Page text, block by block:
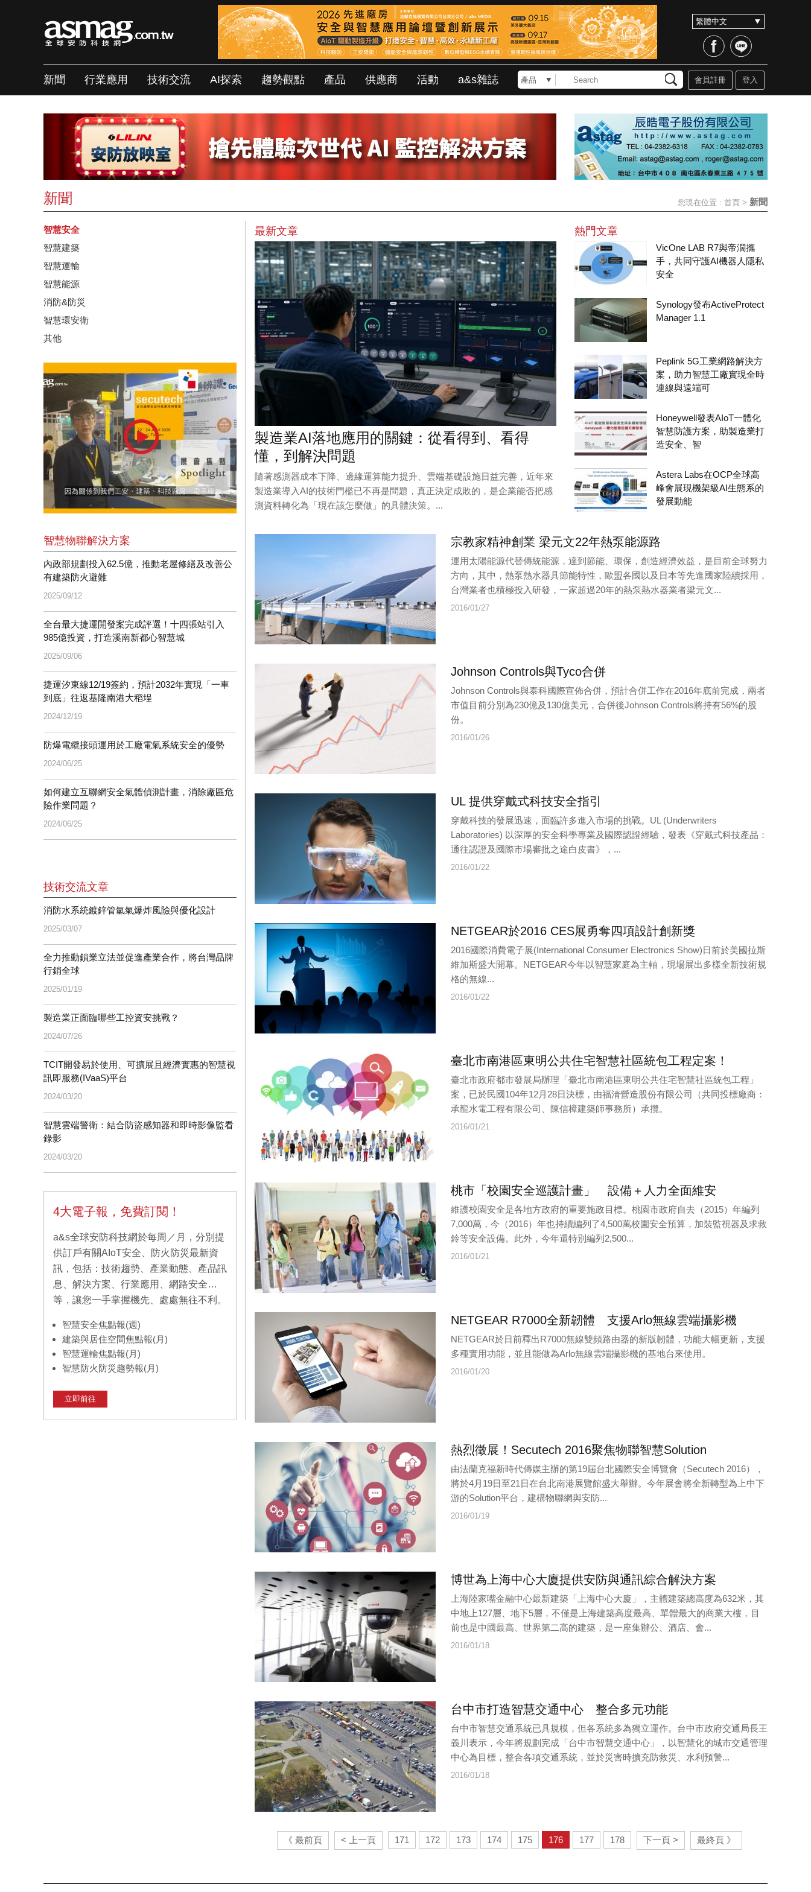
新聞 行業應用 技術交流 AI探索 趨勢觀點 產品 供應商 活動 a&s雜誌 登入
會員註冊
您現在位置 : 首頁 > 新聞
新聞
智慧安全
智慧建築
智慧運輸
智慧能源
消防&防災
智慧環安衛
其他
智慧物聯解決方案
內政部規劃投入62.5億，推動老屋修繕及改善公
有建築防火避難
2025/09/12
全台最大捷運開發案完成評選！十四張站引入
985億投資，打造溪南新都心智慧城
2025/09/06
捷運汐東線12/19簽約，預計2032年實現「一車
到底」往返基隆南港大稻埕
2024/12/19
防爆電纜接頭運用於工廠電氣系統安全的優勢
2024/06/25
如何建立互聯網安全氣體偵測計畫，消除廠區危
險作業問題？
2024/06/25
技術交流文章
消防水系統鍍鋅管氫氣爆炸風險與優化設計
2025/03/07
全力推動鎖業立法並促進產業合作，將台灣品牌
行銷全球
2025/01/19
製造業正面臨哪些工控資安挑戰？
2024/07/26
TCIT開發易於使用、可擴展且經濟實惠的智慧視
訊即服務(IVaaS)平台
2024/03/20
智慧雲端警衛：結合防盜感知器和即時影像監看
錄影
2024/03/20
4大電子報，免費訂閱！
a&s全球安防科技網於每周／月，分別提
供訂戶有關AIoT安全、防火防災最新資
訊，包括：技術趨勢、產業動態、產品訊
息、解決方案、行業應用、網路安全…
等，讓您一手掌握機先、處處無往不利。
智慧安全焦點報(週)
建築與居住空間焦點報(月)
智慧運輸焦點報(月)
智慧防火防災趨勢報(月)
立即前往
最新文章
製造業AI落地應用的關鍵：從看得到、看得
懂，到解決問題
隨著感測器成本下降、邊緣運算能力提升、雲端基礎設施日益完善，近年來
製造業導入AI的技術門檻已不再是問題，真正決定成敗的，是企業能否把感
測資料轉化為「現在該怎麼做」的具體決策。...
熱門文章
VicOne LAB R7與帝濶攜
手，共同守護AI機器人隱私
安全
Synology發布ActiveProtect
Manager 1.1
Peplink 5G工業網路解決方
案，助力智慧工廠實現全時
連線與遠端可
Honeywell發表AIoT一體化
智慧防護方案，助製造業打
造安全、智
Astera Labs在OCP全球高
峰會展現機架級AI生態系的
發展動能
宗教家精神創業 梁元文22年熱泵能源路
運用太陽能源代替傳統能源，達到節能、環保，創造經濟效益，是目前全球努力
方向，其中，熱泵熱水器具節能特性，歐盟各國以及日本等先進國家陸續採用，
台灣業者也積極投入研發，一家超過20年的熱泵熱水器業者梁元文...
2016/01/27
Johnson Controls與Tyco合併
Johnson Controls與泰科國際宣佈合併，預計合併工作在2016年底前完成，兩者
市值目前分別為230億及130億美元，合併後Johnson Controls將持有56%的股
份。
2016/01/26
UL 提供穿戴式科技安全指引
穿戴科技的發展迅速，面臨許多進入市場的挑戰。UL (Underwriters
Laboratories) 以深厚的安全科學專業及國際認證經驗，發表《穿戴式科技產品：
通往認證及國際市場審批之途白皮書》，...
2016/01/22
NETGEAR於2016 CES展勇奪四項設計創新獎
2016國際消費電子展(International Consumer Electronics Show)日前於美國拉斯
維加斯盛大開幕。NETGEAR今年以智慧家庭為主軸，現場展出多樣全新技術規
格的無線...
2016/01/22
臺北市南港區東明公共住宅智慧社區統包工程定案！
臺北市政府都市發展局辦理「臺北市南港區東明公共住宅智慧社區統包工程」
案，已於民國104年12月28日決標，由福清營造股份有限公司（共同投標廠商：
承龍水電工程有限公司、陳信樟建築師事務所）承攬。
2016/01/21
桃市「校園安全巡護計畫」 設備＋人力全面維安
維護校園安全是各地方政府的重要施政目標。桃園市政府自去（2015）年編列
7,000萬，今（2016）年也持續編列了4,500萬校園安全預算，加裝監視器及求救
鈴等安全設備。此外，今年還特別編列2,500...
2016/01/21
NETGEAR R7000全新韌體 支援Arlo無線雲端攝影機
NETGEAR於日前釋出R7000無線雙頻路由器的新版韌體，功能大幅更新，支援
多種實用功能，並且能做為Arlo無線雲端攝影機的基地台來使用。
2016/01/20
熱烈徵展！Secutech 2016聚焦物聯智慧Solution
由法蘭克福新時代傳媒主辦的第19屆台北國際安全博覽會（Secutech 2016），
將於4月19日至21日在台北南港展覽館盛大舉辦。今年展會將全新轉型為上中下
游的Solution平台，建構物聯網與安防...
2016/01/19
博世為上海中心大廈提供安防與通訊綜合解決方案
上海陸家嘴金融中心最新建築「上海中心大廈」，主體建築總高度為632米，其
中地上127層、地下5層，不僅是上海建築高度最高、單體最大的商業大樓，目
前也是中國最高、世界第二高的建築，是一座集辦公、酒店、會...
2016/01/18
台中市打造智慧交通中心 整合多元功能
台中市智慧交通系統已具規模，但各系統多為獨立運作。台中市政府交通局長王
義川表示，今年將規劃完成「台中市智慧交通中心」，以智慧化的城市交通管理
中心為目標，整合各項交通系統，並於災害時擴充防救災、水利預警...
2016/01/18
《 最前頁 < 上一頁 171 172 173 174 175 176 177 178 下一頁 > 最終頁 》